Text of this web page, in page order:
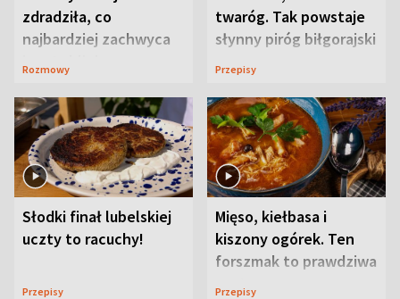
zdradziła, co
najbardziej zachwyca
ją w Lublinie
Rozmowy
twaróg. Tak powstaje
słynny piróg biłgorajski
Przepisy
Słodki finał lubelskiej
uczty to racuchy!
Przepisy
Mięso, kiełbasa i
kiszony ogórek. Ten
forszmak to prawdziwa
uczta
Przepisy